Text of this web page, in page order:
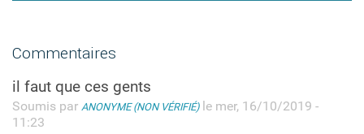
Commentaires
il faut que ces gents
Soumis par ANONYME (NON VÉRIFIÉ)le mer, 16/10/2019 -
11:23